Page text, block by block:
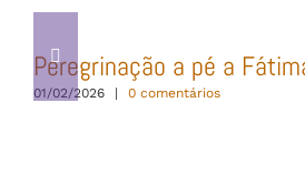
Peregrinação a pé a
01/02/2026 | 0 comentários